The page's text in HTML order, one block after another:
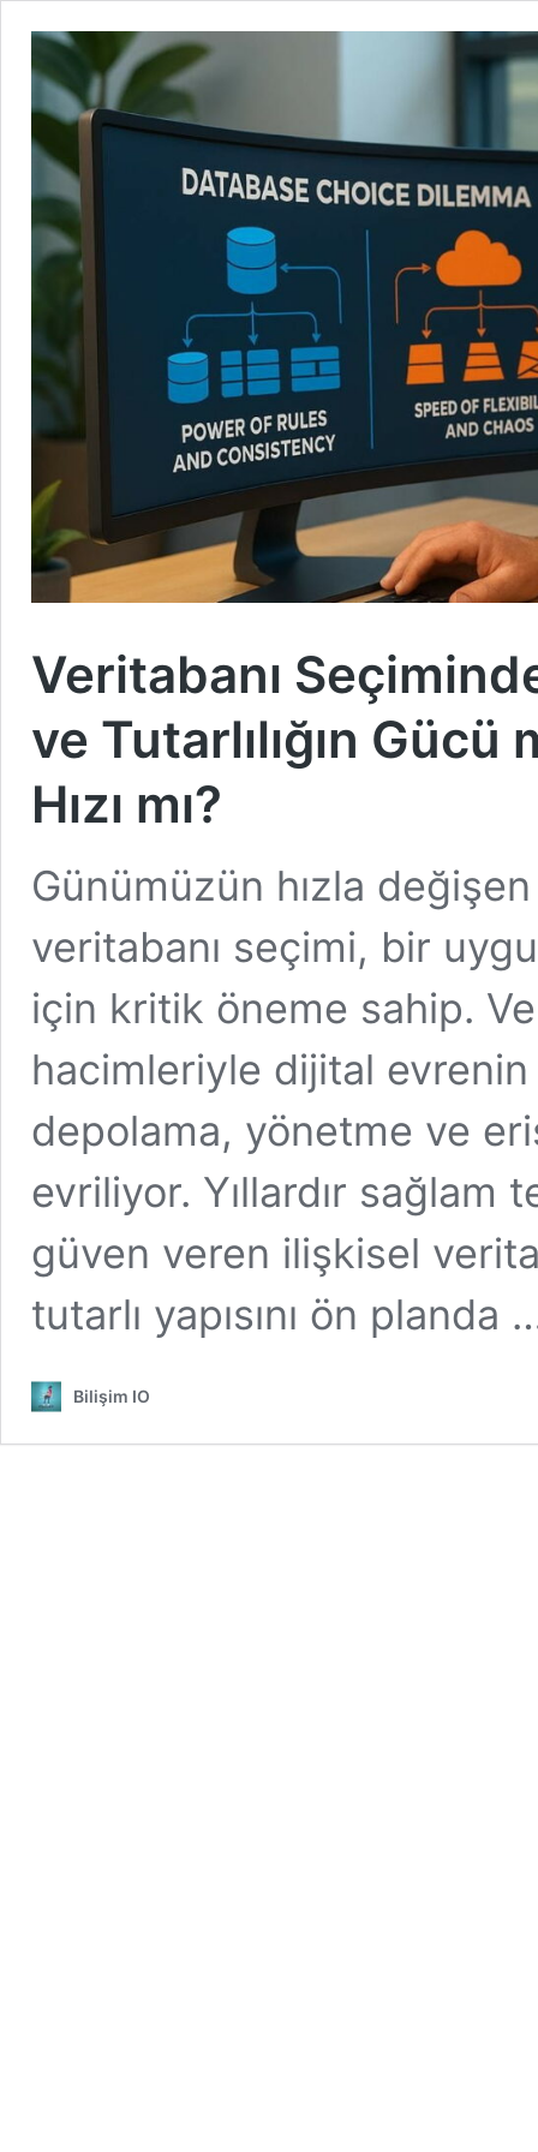
Veritabanı
ve Tutarlılığın
Hızı mı?
Günümüzün hızla
veritabanı seçimi, bir
için kritik öneme sahip.
hacimleriyle dijital
depolama, yönetme ve
evriliyor. Yıllardır sağlam
güven veren ilişkisel
tutarlı yapısını ön planda
Bilişim IO